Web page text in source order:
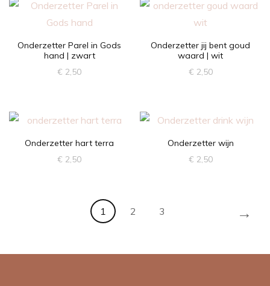
Onderzetter Parel in Gods
hand | zwart
€ 2,50
Onderzetter jij bent goud
waard | wit
€ 2,50
Onderzetter hart terra
€ 2,50
Onderzetter wijn
€ 2,50
1 2 3 →